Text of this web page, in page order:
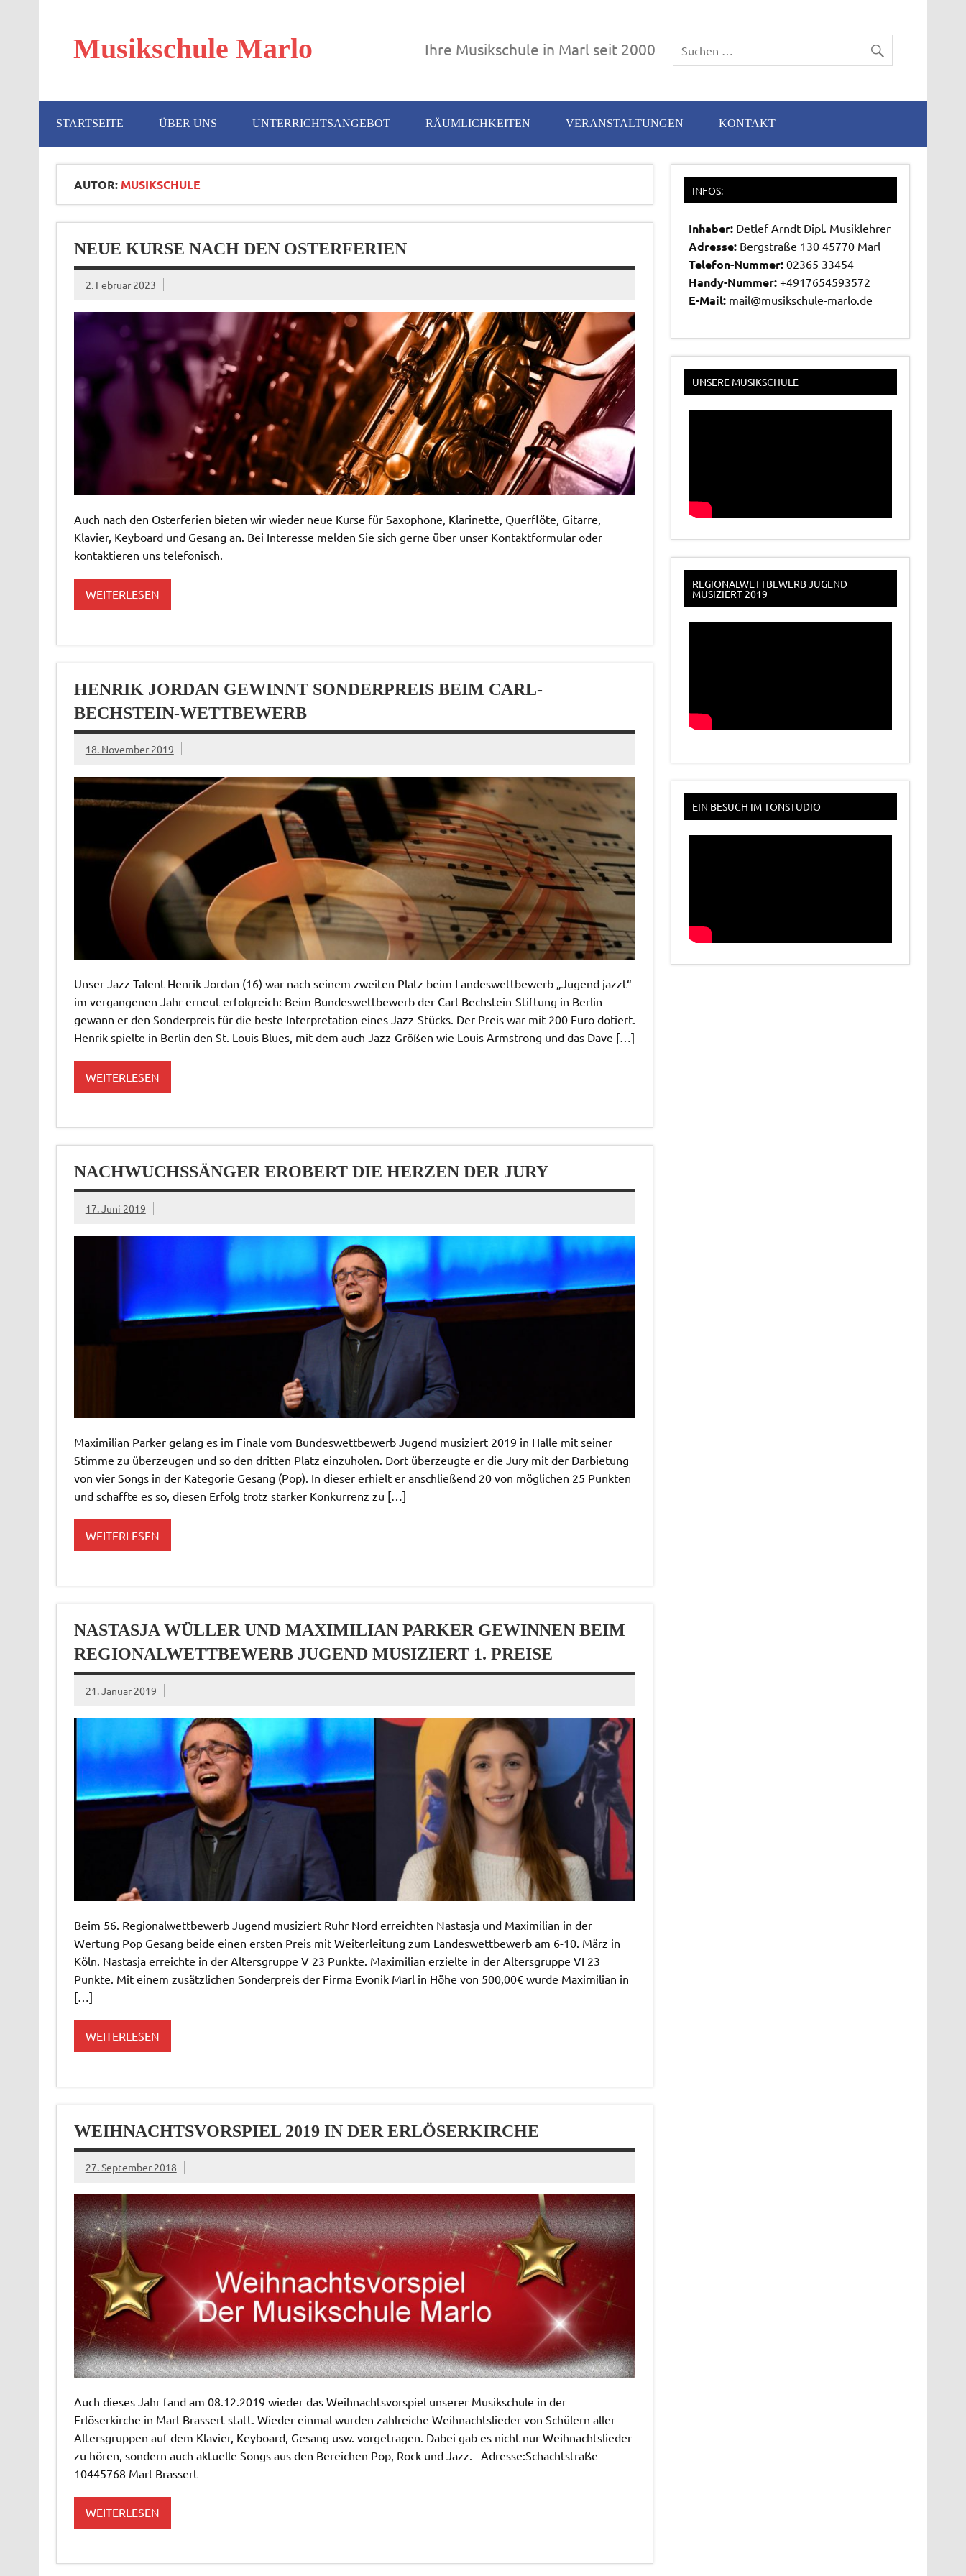
Musikschule Marlo Ihre Musikschule in Marl seit 2000
STARTSEITE ÜBER UNS UNTERRICHTSANGEBOT RÄUMLICHKEITEN VERANSTALTUNGEN KONTAKT
AUTOR: MUSIKSCHULE
NEUE KURSE NACH DEN OSTERFERIEN
2. Februar 2023
Auch nach den Osterferien bieten wir wieder neue Kurse für Saxophone, Klarinette, Querflöte, Gitarre,
Klavier, Keyboard und Gesang an. Bei Interesse melden Sie sich gerne über unser Kontaktformular oder
kontaktieren uns telefonisch.
WEITERLESEN
HENRIK JORDAN GEWINNT SONDERPREIS BEIM CARL-
BECHSTEIN-WETTBEWERB
18. November 2019
Unser Jazz-Talent Henrik Jordan (16) war nach seinem zweiten Platz beim Landeswettbewerb „Jugend jazzt“
im vergangenen Jahr erneut erfolgreich: Beim Bundeswettbewerb der Carl-Bechstein-Stiftung in Berlin
gewann er den Sonderpreis für die beste Interpretation eines Jazz-Stücks. Der Preis war mit 200 Euro dotiert.
Henrik spielte in Berlin den St. Louis Blues, mit dem auch Jazz-Größen wie Louis Armstrong und das Dave […]
WEITERLESEN
NACHWUCHSSÄNGER EROBERT DIE HERZEN DER JURY
17. Juni 2019
Maximilian Parker gelang es im Finale vom Bundeswettbewerb Jugend musiziert 2019 in Halle mit seiner
Stimme zu überzeugen und so den dritten Platz einzuholen. Dort überzeugte er die Jury mit der Darbietung
von vier Songs in der Kategorie Gesang (Pop). In dieser erhielt er anschließend 20 von möglichen 25 Punkten
und schaffte es so, diesen Erfolg trotz starker Konkurrenz zu […]
WEITERLESEN
NASTASJA WÜLLER UND MAXIMILIAN PARKER GEWINNEN BEIM
REGIONALWETTBEWERB JUGEND MUSIZIERT 1. PREISE
21. Januar 2019
Beim 56. Regionalwettbewerb Jugend musiziert Ruhr Nord erreichten Nastasja und Maximilian in der
Wertung Pop Gesang beide einen ersten Preis mit Weiterleitung zum Landeswettbewerb am 6-10. März in
Köln. Nastasja erreichte in der Altersgruppe V 23 Punkte. Maximilian erzielte in der Altersgruppe VI 23
Punkte. Mit einem zusätzlichen Sonderpreis der Firma Evonik Marl in Höhe von 500,00€ wurde Maximilian in
[…]
WEITERLESEN
WEIHNACHTSVORSPIEL 2019 IN DER ERLÖSERKIRCHE
27. September 2018
Auch dieses Jahr fand am 08.12.2019 wieder das Weihnachtsvorspiel unserer Musikschule in der
Erlöserkirche in Marl-Brassert statt. Wieder einmal wurden zahlreiche Weihnachtslieder von Schülern aller
Altersgruppen auf dem Klavier, Keyboard, Gesang usw. vorgetragen. Dabei gab es nicht nur Weihnachtslieder
zu hören, sondern auch aktuelle Songs aus den Bereichen Pop, Rock und Jazz. Adresse:Schachtstraße
10445768 Marl-Brassert
WEITERLESEN
INFOS:
Inhaber: Detlef Arndt Dipl. Musiklehrer
Adresse: Bergstraße 130 45770 Marl
Telefon-Nummer: 02365 33454
Handy-Nummer: +4917654593572
E-Mail: mail@musikschule-marlo.de
UNSERE MUSIKSCHULE
REGIONALWETTBEWERB JUGEND
MUSIZIERT 2019
EIN BESUCH IM TONSTUDIO